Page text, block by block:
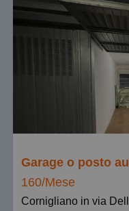
160/Mese
Cornigliano in via Dell'Acciaio proponiamo in affitto